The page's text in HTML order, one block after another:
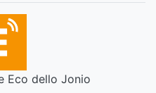
Eco dello Jonio